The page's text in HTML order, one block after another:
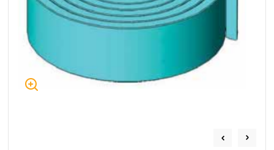
+48 669 834 274
uszczelnienia@chss.pl
+48 731 349 406
info@chss.pl
Centrum Hydrauliki Siłowej Jawor
59-400 Jawor, ul. Kuziennicza 5, POLSKA